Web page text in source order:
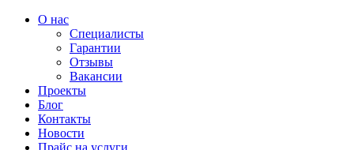
О нас
Специалисты
Гарантии
Отзывы
Вакансии
Проекты
Блог
Контакты
Новости
Прайс на услуги